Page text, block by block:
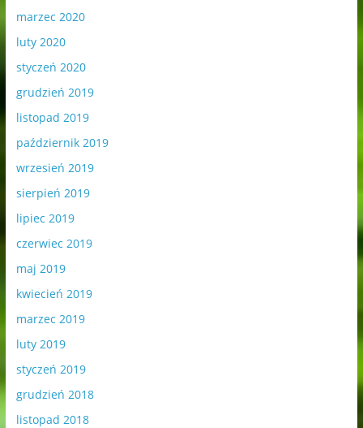
marzec 2020
luty 2020
styczeń 2020
grudzień 2019
listopad 2019
październik 2019
wrzesień 2019
sierpień 2019
lipiec 2019
czerwiec 2019
maj 2019
kwiecień 2019
marzec 2019
luty 2019
styczeń 2019
grudzień 2018
listopad 2018